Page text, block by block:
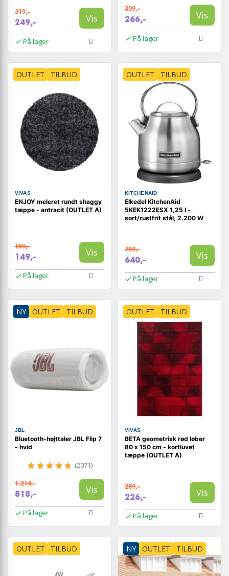
319,-
249,- Vis
På lager
309,-
266,- Vis
På lager
OUTLET TILBUD
VIVAS
ENJOY meleret rundt shaggy
tæppe - antracit (OUTLET A)
189,-
149,- Vis
På lager
OUTLET TILBUD
KITCHENAID
Elkedel KitchenAid
5KEK1222ESX 1,25 l -
sort/rustfrit stål, 2.200 W
789,-
640,- Vis
På lager
NY OUTLET TILBUD
JBL
Bluetooth-højttaler JBL Flip 7
- hvid
(2071)
1.214,-
818,- Vis
På lager
OUTLET TILBUD
VIVAS
BETA geometrisk rød løber
80 x 150 cm - kortluvet
tæppe (OUTLET A)
289,-
226,- Vis
På lager
OUTLET TILBUD NY OUTLET TILBUD